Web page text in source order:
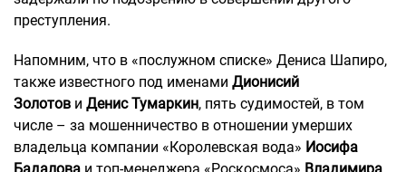
преступления.
Напомним, что в «послужном списке» Дениса Шапиро,
также известного под именами Дионисий
Золотов и Денис Тумаркин, пять судимостей, в том
числе – за мошенничество в отношении умерших
владельца компании «Королевская вода» Иосифа